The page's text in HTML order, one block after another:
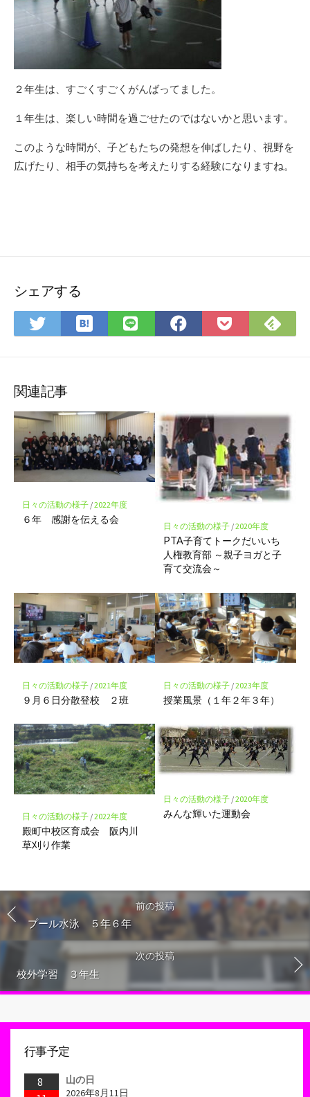
２年生は、すごくすごくがんばってました。
１年生は、楽しい時間を過ごせたのではないかと思います。
このような時間が、子どもたちの発想を伸ばしたり、視野を
広げたり、相手の気持ちを考えたりする経験になりますね。
シェアする
Twitter
で
ア
は
て
ク
マ
ー
ク
に
保
存
LINE
で
Facebook
で
Pocket
に
で
関連記事
日々の活動の様子/2022年度
６年 感謝を伝える会
日々の活動の様子/2020年度
PTA子育てトークだいいち
人権教育部 ～親子ヨガと子
育て交流会～
日々の活動の様子/2021年度
９月６日分散登校 ２班
日々の活動の様子/2023年度
授業風景（１年２年３年）
日々の活動の様子/2022年度
殿町中校区育成会 阪内川
草刈り作業
日々の活動の様子/2020年度
みんな輝いた運動会
前の投稿
プール水泳 ５年６年
次の投稿
校外学習 ３年生
行事予定
8
山の日
2026年8月11日